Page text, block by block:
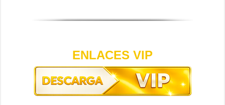
ENLACES VIP